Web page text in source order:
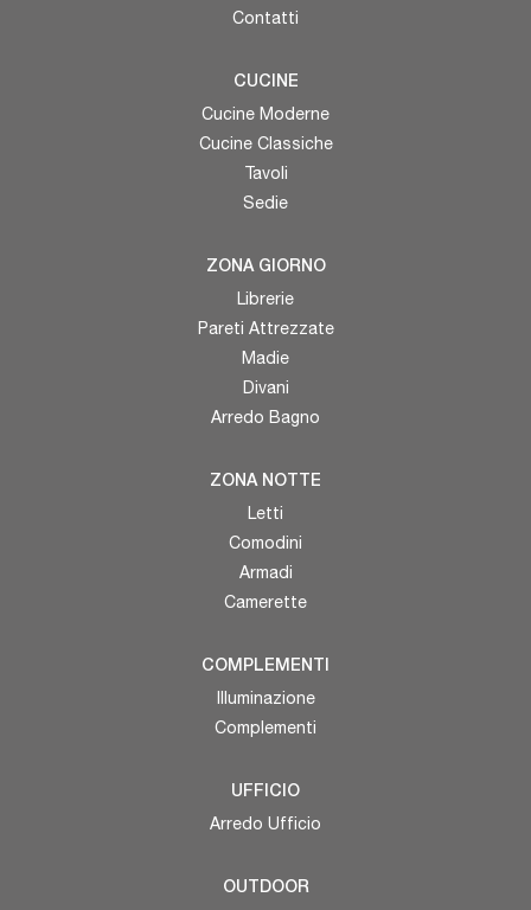
Contatti
CUCINE
Cucine Moderne
Cucine Classiche
Tavoli
Sedie
ZONA GIORNO
Librerie
Pareti Attrezzate
Madie
Divani
Arredo Bagno
ZONA NOTTE
Letti
Comodini
Armadi
Camerette
COMPLEMENTI
Illuminazione
Complementi
UFFICIO
Arredo Ufficio
OUTDOOR